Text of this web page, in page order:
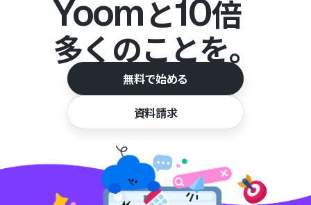
Yoomと10倍
多くのことを。
無料で始める
資料請求